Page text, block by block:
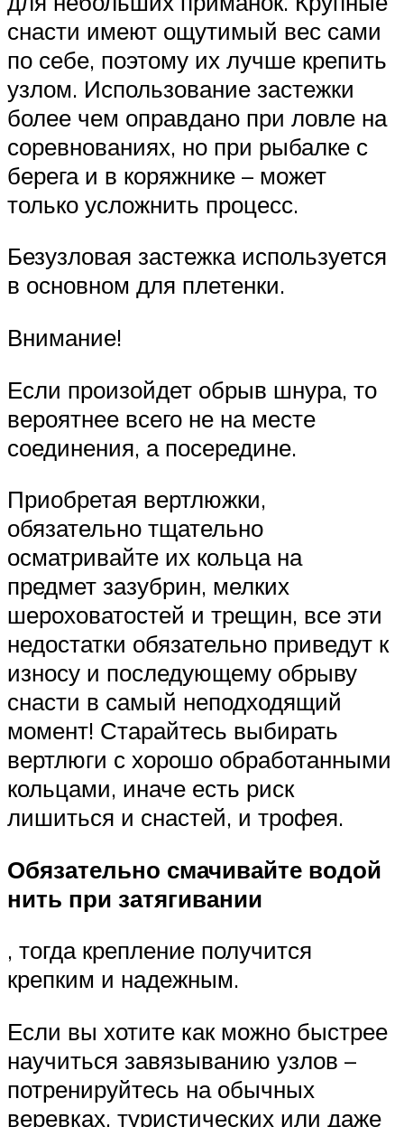
снасти имеют ощутимый вес сами
по себе, поэтому их лучше крепить
узлом. Использование застежки
более чем оправдано при ловле на
соревнованиях, но при рыбалке с
берега и в коряжнике – может
только усложнить процесс.
Безузловая застежка используется
в основном для плетенки.
Внимание!
Если произойдет обрыв шнура, то
вероятнее всего не на месте
соединения, а посередине.
Приобретая вертлюжки,
обязательно тщательно
осматривайте их кольца на
предмет зазубрин, мелких
шероховатостей и трещин, все эти
недостатки обязательно приведут к
износу и последующему обрыву
снасти в самый неподходящий
момент! Старайтесь выбирать
вертлюги с хорошо обработанными
кольцами, иначе есть риск
лишиться и снастей, и трофея.
Обязательно смачивайте водой
нить при затягивании
, тогда крепление получится
крепким и надежным.
Если вы хотите как можно быстрее
научиться завязыванию узлов –
потренируйтесь на обычных
веревках, туристических или даже